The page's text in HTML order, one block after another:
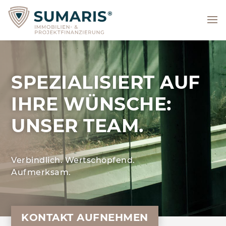
SPEZIALISIERT AUF
IHRE WÜNSCHE:
UNSER TEAM.
Verbindlich. Wertschöpfend.
Aufmerksam.
KONTAKT AUFNEHMEN